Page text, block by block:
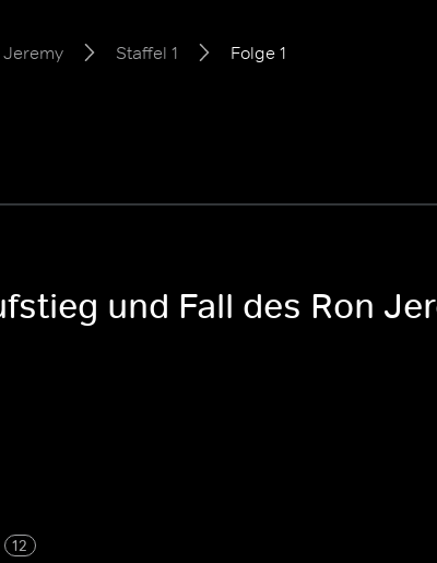
Jeremy Staffel 1 Folge 1
und Fall des Ron
12